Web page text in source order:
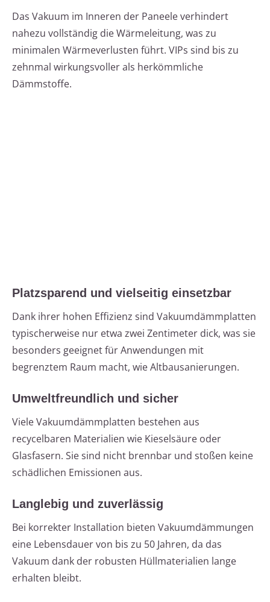
Das Vakuum im Inneren der Paneele verhindert
nahezu vollständig die Wärmeleitung, was zu
minimalen Wärmeverlusten führt. VIPs sind bis zu
zehnmal wirkungsvoller als herkömmliche
Dämmstoffe.
Platzsparend und vielseitig einsetzbar
Dank ihrer hohen Effizienz sind Vakuumdämmplatten
typischerweise nur etwa zwei Zentimeter dick, was sie
besonders geeignet für Anwendungen mit
begrenztem Raum macht, wie Altbausanierungen.
Umweltfreundlich und sicher
Viele Vakuumdämmplatten bestehen aus
recycelbaren Materialien wie Kieselsäure oder
Glasfasern. Sie sind nicht brennbar und stoßen keine
schädlichen Emissionen aus.
Langlebig und zuverlässig
Bei korrekter Installation bieten Vakuumdämmungen
eine Lebensdauer von bis zu 50 Jahren, da das
Vakuum dank der robusten Hüllmaterialien lange
erhalten bleibt.